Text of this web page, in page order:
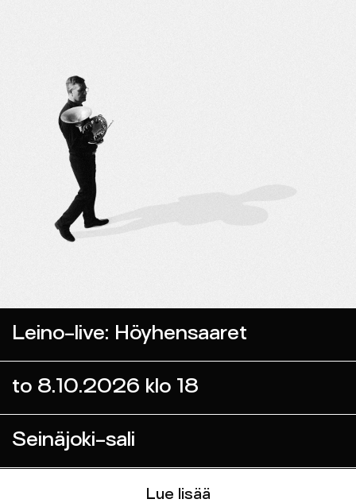
Leino-live: Höyhensaaret
to 8.10.2026 klo 18
Seinäjoki-sali
Lue lisää